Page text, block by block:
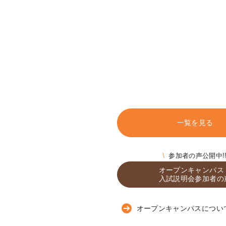
一覧を見る
参加者の声公開中
オープンキャンパス
入試説明会参加者の
オープンキャンパスにつ